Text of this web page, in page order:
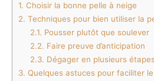
1. Choisir la bonne pelle à neige
2. Techniques pour bien utiliser la
2.1. Pousser plutôt que soulever
2.2. Faire preuve d’anticipation
2.3. Dégager en plusieurs étapes
3. Quelques astuces pour faciliter